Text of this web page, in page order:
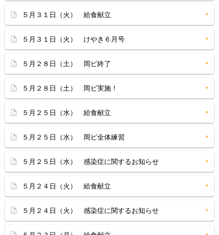
５月３１日（火） 給食献立
５月３１日（火） けやき６月号
５月２８日（土） 岡ピ終了
５月２８日（土） 岡ピ実施！
５月２５日（水） 給食献立
５月２５日（水） 岡ピ全体練習
５月２５日（水） 感染症に関するお知らせ
５月２４日（火） 給食献立
５月２４日（火） 感染症に関するお知らせ